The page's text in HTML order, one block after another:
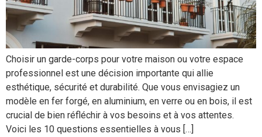
Choisir un garde-corps pour votre maison ou votre espace
professionnel est une décision importante qui allie
esthétique, sécurité et durabilité. Que vous envisagiez un
modèle en fer forgé, en aluminium, en verre ou en bois, il est
crucial de bien réfléchir à vos besoins et à vos attentes.
Voici les 10 questions essentielles à vous […]